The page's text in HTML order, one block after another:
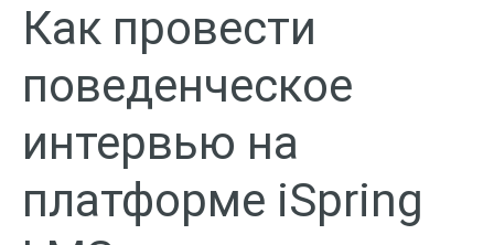
Инструменты
Решения
Тарифы
Компания
Как провести
поведенческое
интервью на
платформе iSpring